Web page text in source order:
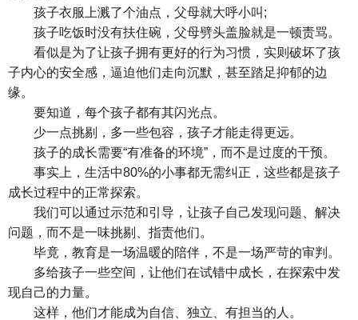
孩子衣服上溅了个油点，父母就大呼小叫;
孩子吃饭时没有扶住碗，父母劈头盖脸就是一顿责骂。
看似是为了让孩子拥有更好的行为习惯，实则破坏了孩
子内心的安全感，逼迫他们走向沉默，甚至踏足抑郁的边
缘。
要知道，每个孩子都有其闪光点。
少一点挑剔，多一些包容，孩子才能走得更远。
孩子的成长需要“有准备的环境”，而不是过度的干预。
事实上，生活中80%的小事都无需纠正，这些都是孩子
成长过程中的正常探索。
我们可以通过示范和引导，让孩子自己发现问题、解决
问题，而不是一味挑剔、指责他们。
毕竟，教育是一场温暖的陪伴，不是一场严苛的审判。
多给孩子一些空间，让他们在试错中成长，在探索中发
现自己的力量。
这样，他们才能成为自信、独立、有担当的人。